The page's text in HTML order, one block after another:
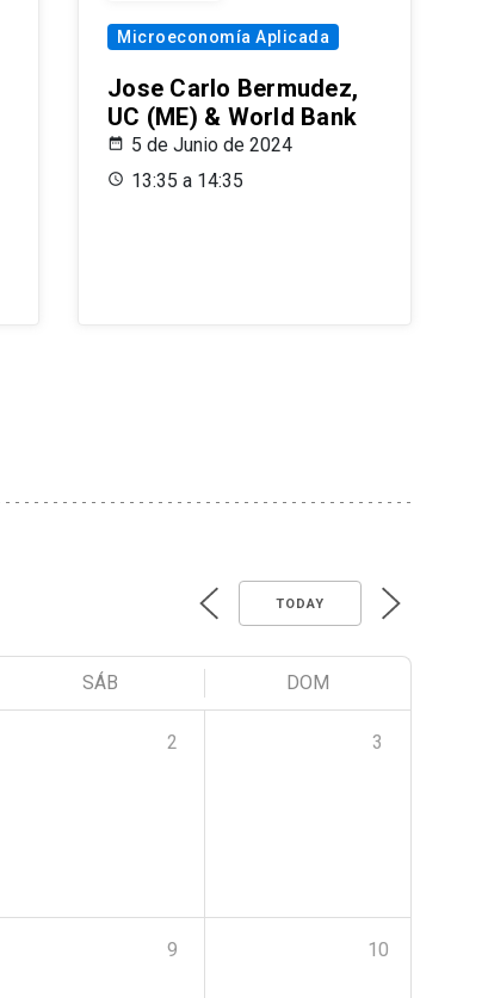
Microeconomía Aplicada
Jose Carlo Bermudez,
UC (ME) & World Bank
5 de Junio de 2024
13:35 a 14:35
TODAY
SÁB DOM
2 3
9 10